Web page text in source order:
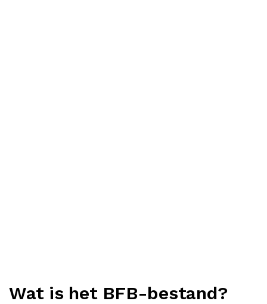
Wat is het BFB-bestand?